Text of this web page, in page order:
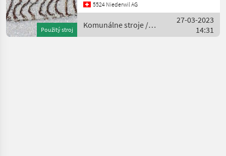
Použitý stroj
Garantie : ab
5524 Niederwil AG
Komunálne stroje /
Rauch
27-03-2023
14:31